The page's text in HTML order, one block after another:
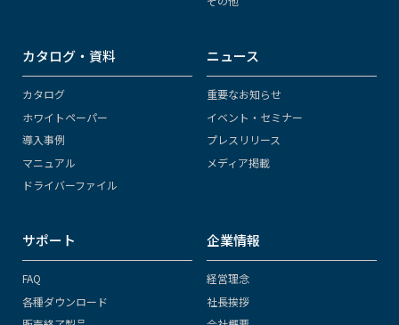
カタログ・資料
カタログ
ホワイトペーパー
導入事例
マニュアル
ドライバーファイル
ニュース
重要なお知らせ
イベント・セミナー
プレスリリース
メディア掲載
サポート
FAQ
各種ダウンロード
企業情報
経営理念
社長挨拶